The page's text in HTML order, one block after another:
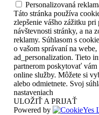
Personalizovaná
Táto stránka používa
zlepšenie vášho zážitku pri
návštevnosti stránky, a na
reklamy. Súhlasom s
o vašom správaní na webe,
ad_personalization. Tieto
partnerom poskytovať vám
online služby. Môžete si
alebo odmietnete. Svoj
nastaveniach
ULOŽIŤ A PRIJAŤ
Powered by